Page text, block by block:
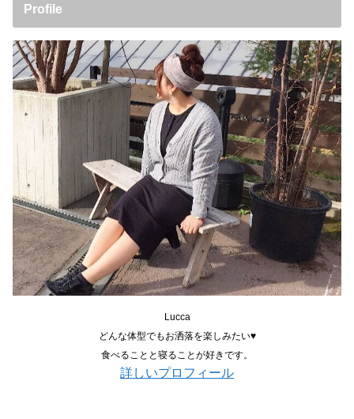
Profile
Lucca
どんな体型でもお洒落を楽しみたい♥
食べることと寝ることが好きです。
詳しいプロフィール